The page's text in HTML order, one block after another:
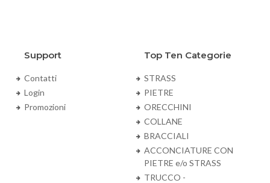
Support
Contatti
Login
Promozioni
Top Ten Categorie
STRASS
PIETRE
ORECCHINI
COLLANE
BRACCIALI
ACCONCIATURE CON
PIETRE e/o STRASS
TRUCCO -